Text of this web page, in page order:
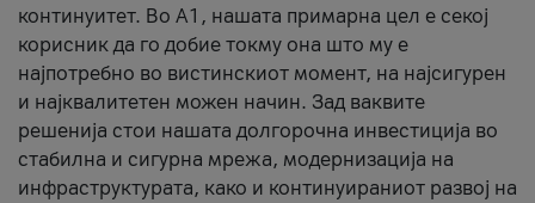
континуитет. Во А1, нашата примарна цел е секој
корисник да го добие токму она што му е
најпотребно во вистинскиот момент, на најсигурен
и најквалитетен можен начин. Зад ваквите
решенија стои нашата долгорочна инвестиција во
стабилна и сигурна мрежа, модернизација на
инфраструктурата, како и континуираниот развој на